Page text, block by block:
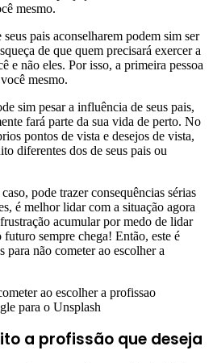
mesmo.
pais aconselharem podem sim ser
de que quem precisará exercer a
e não eles. Por isso, a primeira pessoa
mesmo.
sim pesar a influência de seus pais,
fará parte da sua vida de perto. No
pontos de vista e desejos de vista,
diferentes dos de seus pais ou
pode trazer consequências sérias
é melhor lidar com a situação agora
acumular por medo de lidar
sempre chega! Então, este é
não cometer ao escolher a
para o Unsplash
a profissão que deseja